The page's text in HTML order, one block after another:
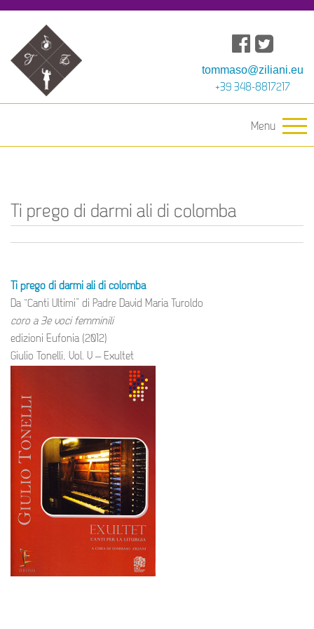
tommaso@ziliani.eu
+39 348-8817217
Menu
Ti prego di darmi ali di colomba
Ti prego di darmi ali di colomba
Da “Canti Ultimi” di Padre David Maria Turoldo
coro a 3e voci femminili
edizioni Eufonia (2012)
Giulio Tonelli, Vol. V – Exultet